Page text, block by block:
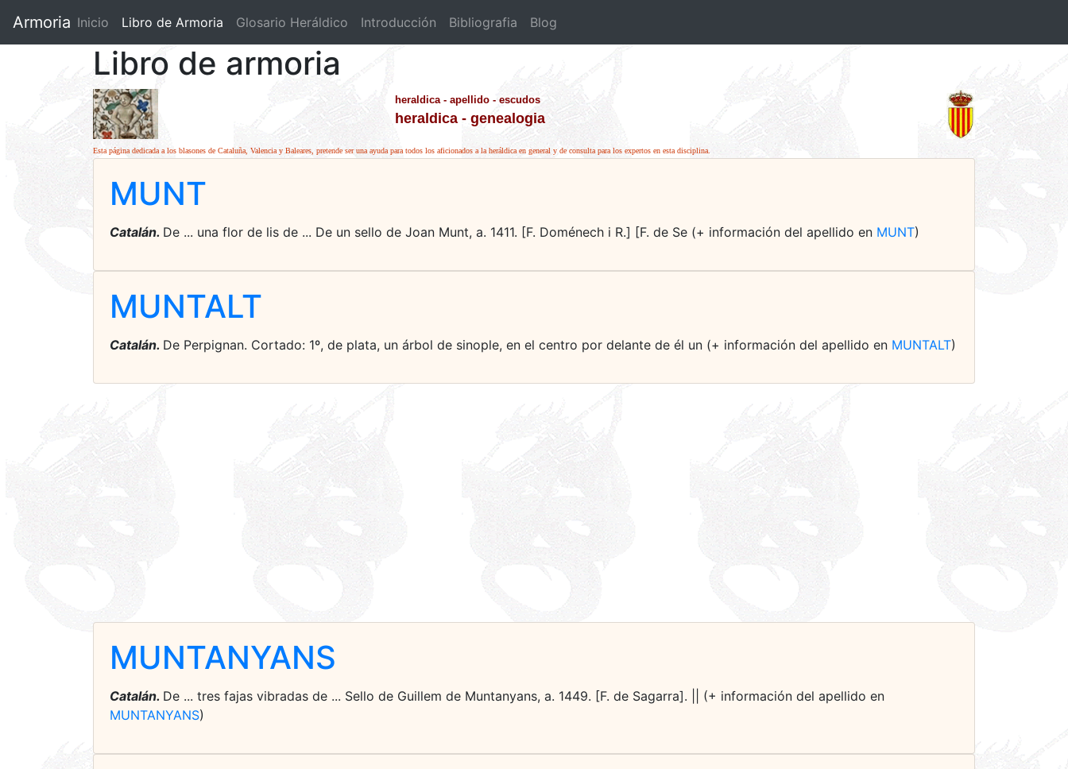
Armoria Inicio Libro de Armoria (current)
Glosario Heráldico Introducción Bibliografia Blog
Libro de armoria
heraldica - apellido - escudos
heraldica - genealogia
Esta página dedicada a los blasones de Cataluña, Valencia y Baleares, pretende ser una ayuda para todos los aficionados a la heráldica en general y de consulta para los expertos en esta disciplina.
MUNT
Catalán. De ... una flor de lis de ... De un sello de Joan Munt, a. 1411. [F. Doménech i R.] [F. de Se (+ información del apellido en MUNT)
MUNTALT
Catalán. De Perpignan. Cortado: 1º, de plata, un árbol de sinople, en el centro por delante de él un (+ información del apellido en MUNTALT)
MUNTANYANS
Catalán. De ... tres fajas vibradas de ... Sello de Guillem de Muntanyans, a. 1449. [F. de Sagarra]. || (+ información del apellido en
MUNTANYANS)